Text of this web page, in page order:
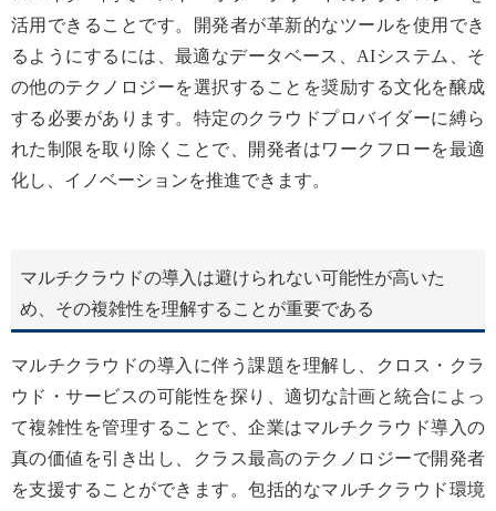
活用できることです。開発者が革新的なツールを使用でき
るようにするには、最適なデータベース、AIシステム、そ
の他のテクノロジーを選択することを奨励する文化を醸成
する必要があります。特定のクラウドプロバイダーに縛ら
れた制限を取り除くことで、開発者はワークフローを最適
化し、イノベーションを推進できます。
マルチクラウドの導入は避けられない可能性が高いた
め、その複雑性を理解することが重要である
マルチクラウドの導入に伴う課題を理解し、クロス・クラ
ウド・サービスの可能性を探り、適切な計画と統合によっ
て複雑性を管理することで、企業はマルチクラウド導入の
真の価値を引き出し、クラス最高のテクノロジーで開発者
を支援することができます。包括的なマルチクラウド環境